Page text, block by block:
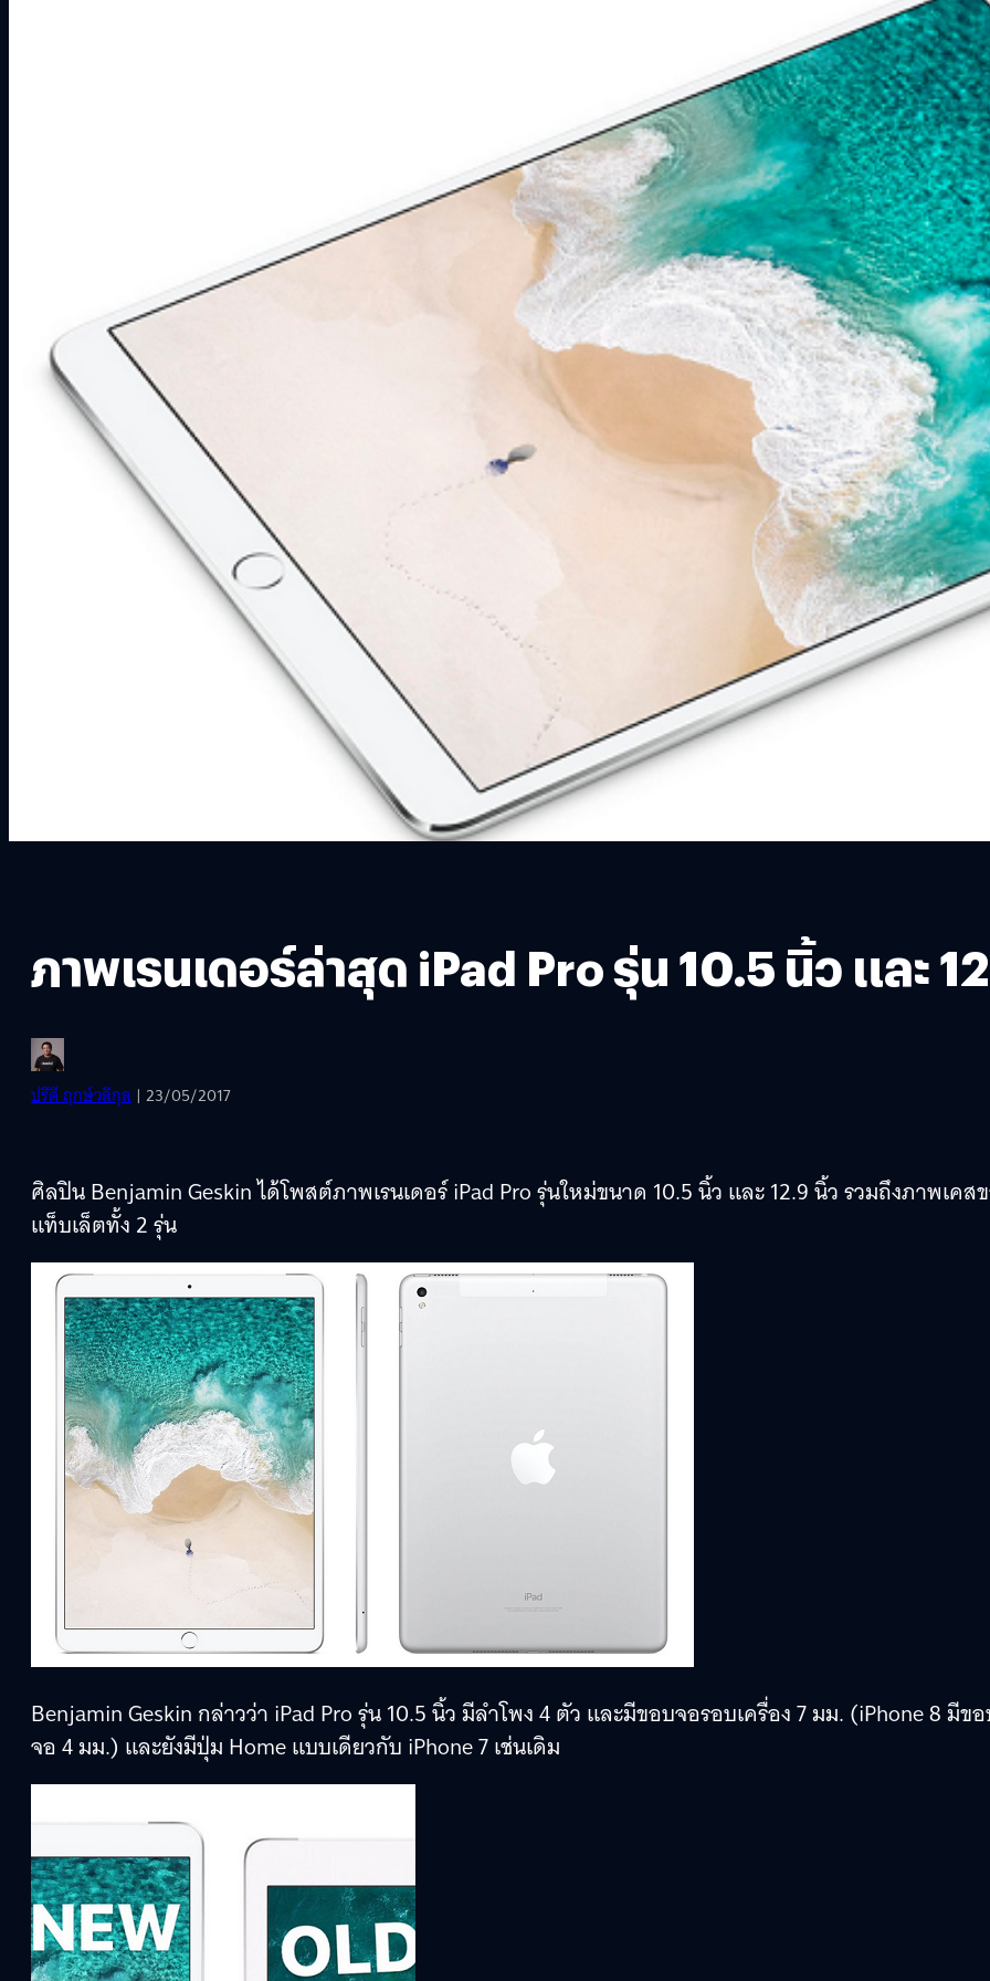
ภาพเรนเดอร์ล่าสุด iPad Pro รุ่น 10.5 นิ้ว และ
ปรีดี ฤกษ์วลีกุล | 23/05/2017
ศิลปิน Benjamin Geskin ได้โพสต์ภาพเรนเดอร์ iPad Pro รุ่นใหม่ขนาด 10.5 นิ้ว และ 12.9 นิ้ว รวมถึงภาพเคส
แท็บเล็ตทั้ง 2 รุ่น
Benjamin Geskin กล่าวว่า iPad Pro รุ่น 10.5 นิ้ว มีลำโพง 4 ตัว และมีขอบจอรอบเครื่อง 7 มม. (iPhone 8 มีข
จอ 4 มม.) และยังมีปุ่ม Home แบบเดียวกับ iPhone 7 เช่นเดิม